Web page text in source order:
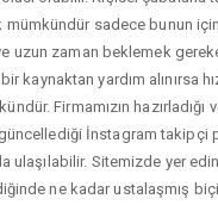
mümkündür sadece bunun
uzun zaman beklemek
kaynaktan yardım alınırsa
Firmamızın hazırladığı
İnstagram takipçi
ulaşılabilir. Sitemizde yer
ne kadar ustalaşmış